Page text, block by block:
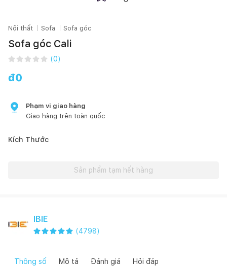
Nội thất Sofa Sofa góc
Sofa góc Cali
(0)
đ0
Phạm vi giao hàng
Giao hàng trên toàn quốc
Kích Thước
Sản phẩm tạm hết hàng
IBIE
(4798)
Thông số Mô tả Đánh giá Hỏi đáp